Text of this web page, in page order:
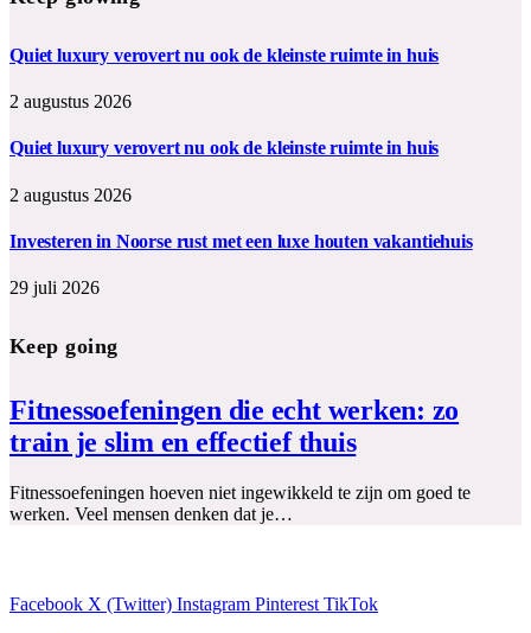
Quiet luxury verovert nu ook de kleinste ruimte in huis
2 augustus 2026
Quiet luxury verovert nu ook de kleinste ruimte in huis
2 augustus 2026
Investeren in Noorse rust met een luxe houten vakantiehuis
29 juli 2026
Keep going
Fitnessoefeningen die echt werken: zo
train je slim en effectief thuis
Fitnessoefeningen hoeven niet ingewikkeld te zijn om goed te
werken. Veel mensen denken dat je…
Facebook X (Twitter) Instagram Pinterest TikTok